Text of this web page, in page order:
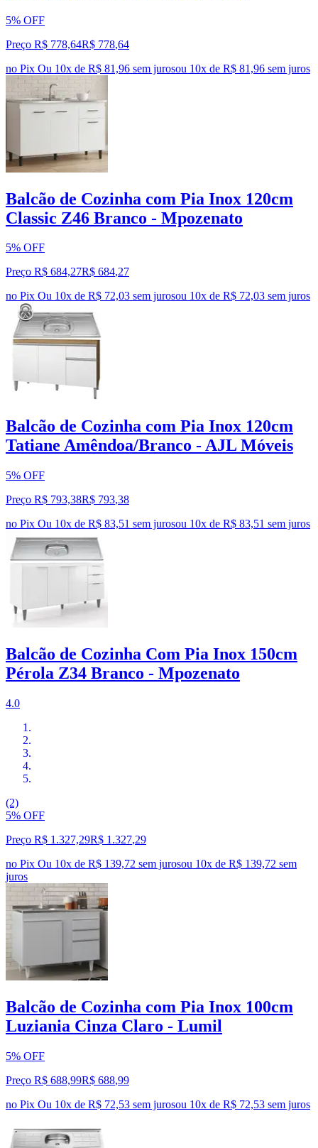
5% OFF
Preço R$ 778,64R$ 778,64
no Pix Ou 10x de R$ 81,96 sem jurosou 10x de R$ 81,96 sem juros
Balcão de Cozinha com Pia Inox 120cm
Classic Z46 Branco - Mpozenato
5% OFF
Preço R$ 684,27R$ 684,27
no Pix Ou 10x de R$ 72,03 sem jurosou 10x de R$ 72,03 sem juros
Balcão de Cozinha com Pia Inox 120cm
Tatiane Amêndoa/Branco - AJL Móveis
5% OFF
Preço R$ 793,38R$ 793,38
no Pix Ou 10x de R$ 83,51 sem jurosou 10x de R$ 83,51 sem juros
Balcão de Cozinha Com Pia Inox 150cm
Pérola Z34 Branco - Mpozenato
4.0
(2)
5% OFF
Preço R$ 1.327,29R$ 1.327,29
no Pix Ou 10x de R$ 139,72 sem jurosou 10x de R$ 139,72 sem
juros
Balcão de Cozinha com Pia Inox 100cm
Luziania Cinza Claro - Lumil
5% OFF
Preço R$ 688,99R$ 688,99
no Pix Ou 10x de R$ 72,53 sem jurosou 10x de R$ 72,53 sem juros